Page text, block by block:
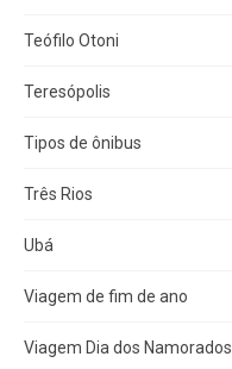
Teófilo Otoni
Teresópolis
Tipos de ônibus
Três Rios
Ubá
Viagem de fim de ano
Viagem Dia dos Namorados